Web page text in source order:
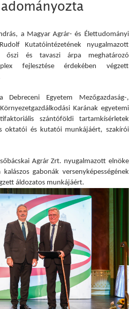
a Magyar Agrár- és Élettudományi
Kutatóintézetének nyugalmazott
őszi és tavaszi árpa meghatározó
fejlesztése érdekében végzett
Egyetem Mezőgazdaság-,
Karának egyetemi
szántóföldi tartamkísérletek
oktatói és kutatói munkájáért, szakírói
Agrár Zrt. nyugalmazott elnöke
gabonák versenyképességének
áldozatos munkájáért.